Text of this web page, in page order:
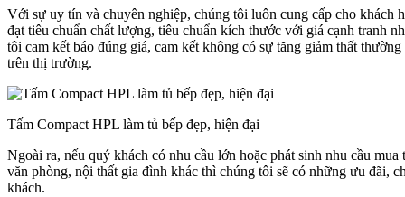
Với sự uy tín và chuyên nghiệp, chúng tôi luôn cung cấp cho khách
đạt tiêu chuẩn chất lượng, tiêu chuẩn kích thước với giá cạnh tranh
tôi cam kết báo đúng giá, cam kết không có sự tăng giảm thất
trên thị trường.
Tấm Compact HPL làm tủ bếp đẹp, hiện đại
Ngoài ra, nếu quý khách có nhu cầu lớn hoặc phát sinh nhu cầu mua
văn phòng, nội thất gia đình khác thì chúng tôi sẽ có những ưu đãi,
khách.